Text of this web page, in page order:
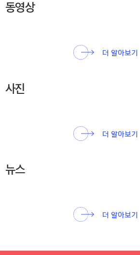
동영상
더 알아보기
사진
더 알아보기
뉴스
더 알아보기